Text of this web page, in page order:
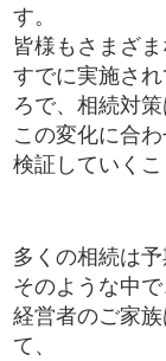
す。
皆様もさまざ
すでに実施さ
ろで、相続対
この変化に合
検証していくこ
多くの相続は
そのような中
経営者のご家
て、